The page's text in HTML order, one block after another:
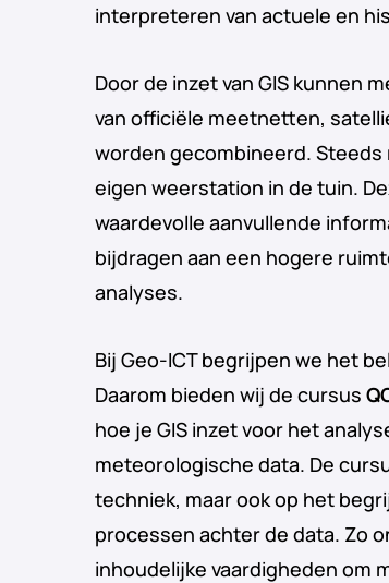
interpreteren van actuele en
Door de inzet van GIS kunnen
van officiële meetnetten,
worden gecombineerd.
eigen weerstation in de tuin.
waardevolle aanvullende
bijdragen aan een hogere
analyses.
Bij Geo-ICT begrijpen we het
Daarom bieden wij de cursus
hoe je GIS inzet voor het
meteorologische data. De
techniek, maar ook op het
processen achter de data. Zo
inhoudelijke vaardigheden om